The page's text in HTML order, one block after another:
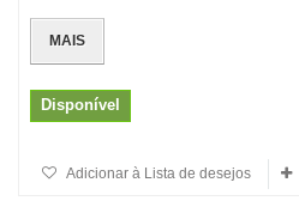
MAIS
Disponível
Adicionar à Lista de desejos